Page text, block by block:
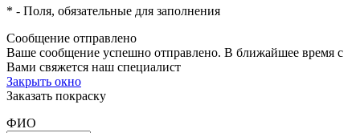
* - Поля, обязательные для заполнения
Сообщение отправлено
Ваше сообщение успешно отправлено. В ближайшее время с
Вами свяжется наш специалист
Закрыть окно
Заказать покраску
ФИО